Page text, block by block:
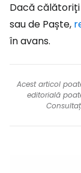
Dacă călătoriți
sau de Paște,
în avans.
Acest articol
editorială